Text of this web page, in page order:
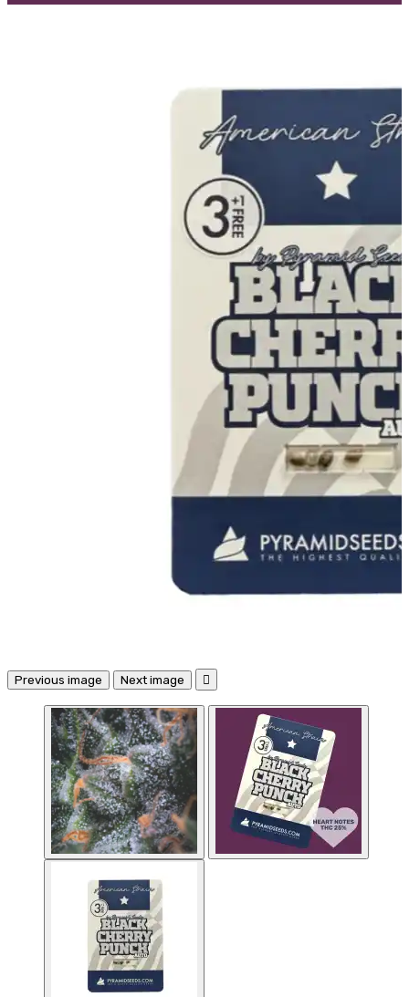
Previous image Next image 